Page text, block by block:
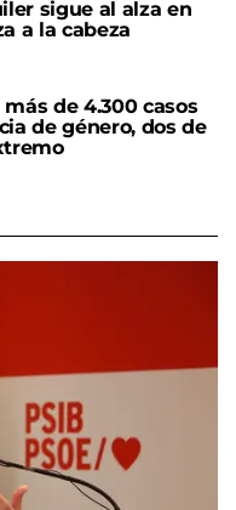
sigue al alza en
a la cabeza
de 4.300 casos
de género, dos de